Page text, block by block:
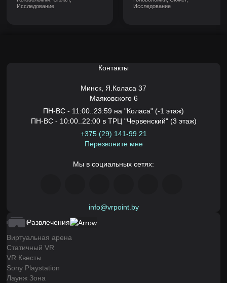
Исследование
Исследование
Контакты
Минск, Я.Коласа 37
Маяковского 6
ПН-ВС - 11:00..23:59 на "Коласа" (-1 этаж)
ПН-ВС - 10:00..22:00 в ТРЦ "Червенский" (3 этаж)
+375 (29) 141-99 21
Перезвоните мне
Мы в социальных сетях:
info@vrpoint.by
Развлечения
Виртуальная арена
Статичный VR
VR Квесты
Sony Playstation
Лаунж Зона